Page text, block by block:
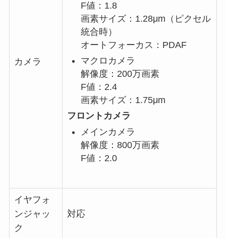
カメラ
F値：1.8
画素サイズ：1.28μm（ピクセル
統合時）
オートフォーカス：PDAF
マクロカメラ
解像度：200万画素
F値：2.4
画素サイズ：1.75μm
フロントカメラ
メインカメラ
解像度：800万画素
F値：2.0
イヤフォ
ンジャッ
ク
対応